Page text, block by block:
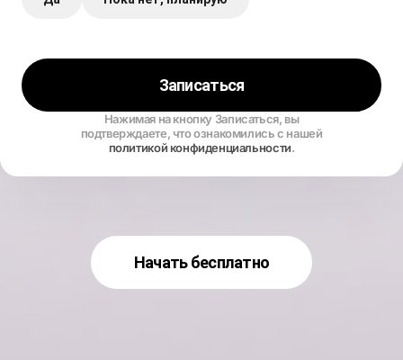
Записаться
Нажимая на кнопку Записаться, вы
подтверждаете, что ознакомились с нашей
политикой конфиденциальности.
Начать бесплатно